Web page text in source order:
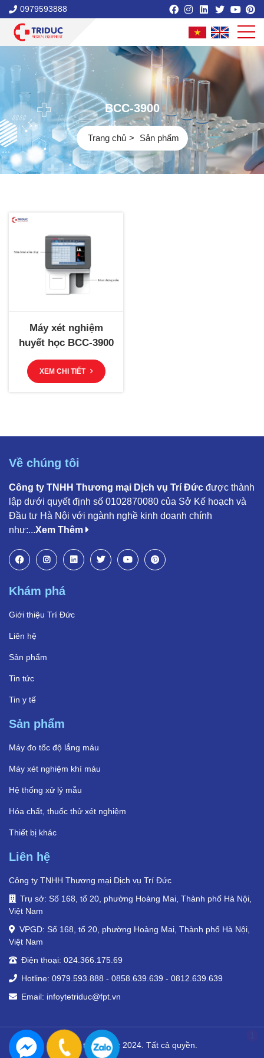
0979593888
BCC-3900
Trang chủ Sản phẩm
Máy xét nghiệm
huyết học BCC-3900
XEM CHI TIẾT
Về chúng tôi
Công ty TNHH Thương mại Dịch vụ Trí Đức được thành
lập dưới quyết định số 0102870080 của Sở Kế hoạch và
Đầu tư Hà Nội với ngành nghề kinh doanh chính
như:...Xem Thêm
Khám phá
Giới thiệu Trí Đức
Liên hệ
Sản phẩm
Tin tức
Tin y tế
Sản phẩm
Máy đo tốc độ lắng máu
Máy xét nghiệm khí máu
Hệ thống xử lý mẫu
Hóa chất, thuốc thử xét nghiệm
Thiết bị khác
Liên hệ
Công ty TNHH Thương mại Dịch vụ Trí Đức
Trụ sở: Số 168, tổ 20, phường Hoàng Mai, Thành phố Hà Nội,
Việt Nam
VPGD: Số 168, tổ 20, phường Hoàng Mai, Thành phố Hà Nội,
Việt Nam
Điện thoại: 024.366.175.69
Hotline: 0979.593.888 - 0858.639.639 - 0812.639.639
Email: infoytetriduc@fpt.vn
© Y tế Trí Đức 2024. Tất cả quyền.